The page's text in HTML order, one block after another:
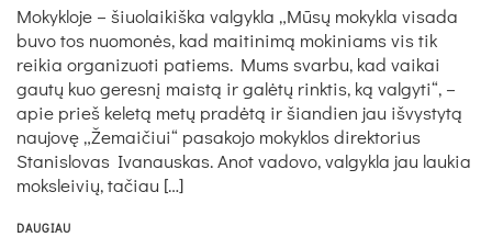
Mokykloje – šiuolaikiška valgykla „Mūsų mokykla visada
buvo tos nuomonės, kad maitinimą mokiniams vis tik
reikia organizuoti patiems. Mums svarbu, kad vaikai
gautų kuo geresnį maistą ir galėtų rinktis, ką valgyti“, –
apie prieš keletą metų pradėtą ir šiandien jau išvystytą
naujovę „Žemaičiui“ pasakojo mokyklos direktorius
Stanislovas Ivanauskas. Anot vadovo, valgykla jau laukia
moksleivių, tačiau […]
DAUGIAU